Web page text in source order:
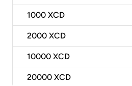
1000 XCD
2000 XCD
10000 XCD
20000 XCD